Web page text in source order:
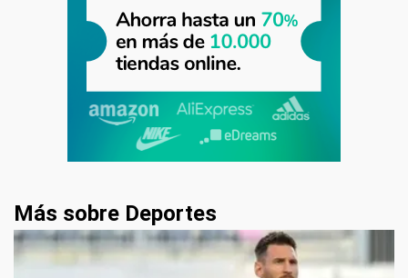
Más sobre Deportes